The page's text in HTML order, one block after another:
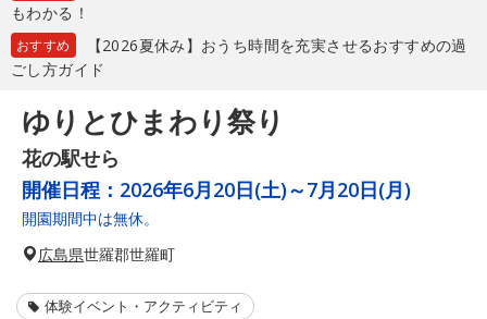
もわかる！
おすすめ
【2026夏休み】おうち時間を充実させるおすすめの過
ごし方ガイド
ゆりとひまわり祭り
花の駅せら
開催日程： 2026年6月20日(土)～7月20日(月)
開園期間中は無休。
広島県世羅郡世羅町
体験イベント・アクティビティ